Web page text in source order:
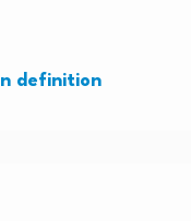
definition